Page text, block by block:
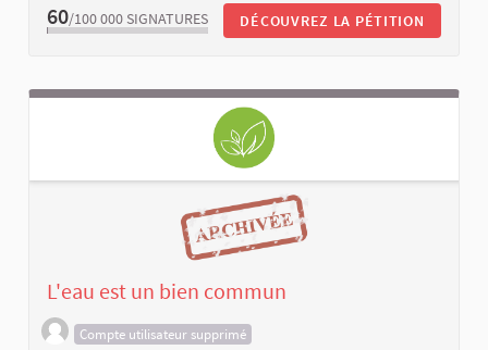
60/100 000 SIGNATURES DÉCOUVREZ LA PÉTITION
L'eau est un bien commun
Compte utilisateur supprimé